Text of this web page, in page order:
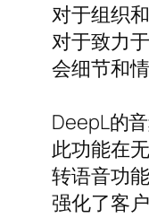
对于组织
对于致力
会细节和
DeepL的
此功能在
转语音功
强化了客